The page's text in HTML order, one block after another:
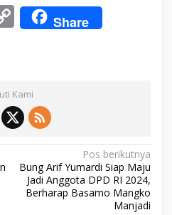
C
o
y
Li
n
k
Share
Kami
Pos berikutnya
Bung Arif Yumardi Siap Maju
Jadi Anggota DPD RI 2024,
Berharap Basamo Mangko
Manjadi